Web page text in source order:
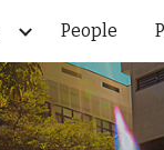
People